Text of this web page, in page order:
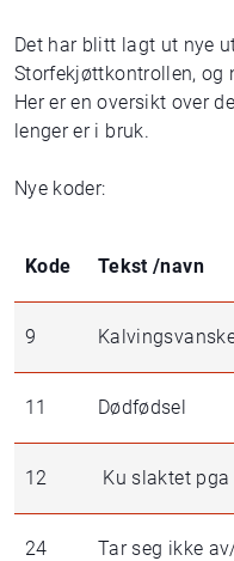
Det har blitt lagt ut nye
Storfekjøttkontrollen, og
Her er en oversikt over
lenger er i bruk.
Nye koder:
Kode Tekst /navn
9
11 Dødfødsel
12 Ku slaktet
24 Tar seg ikke